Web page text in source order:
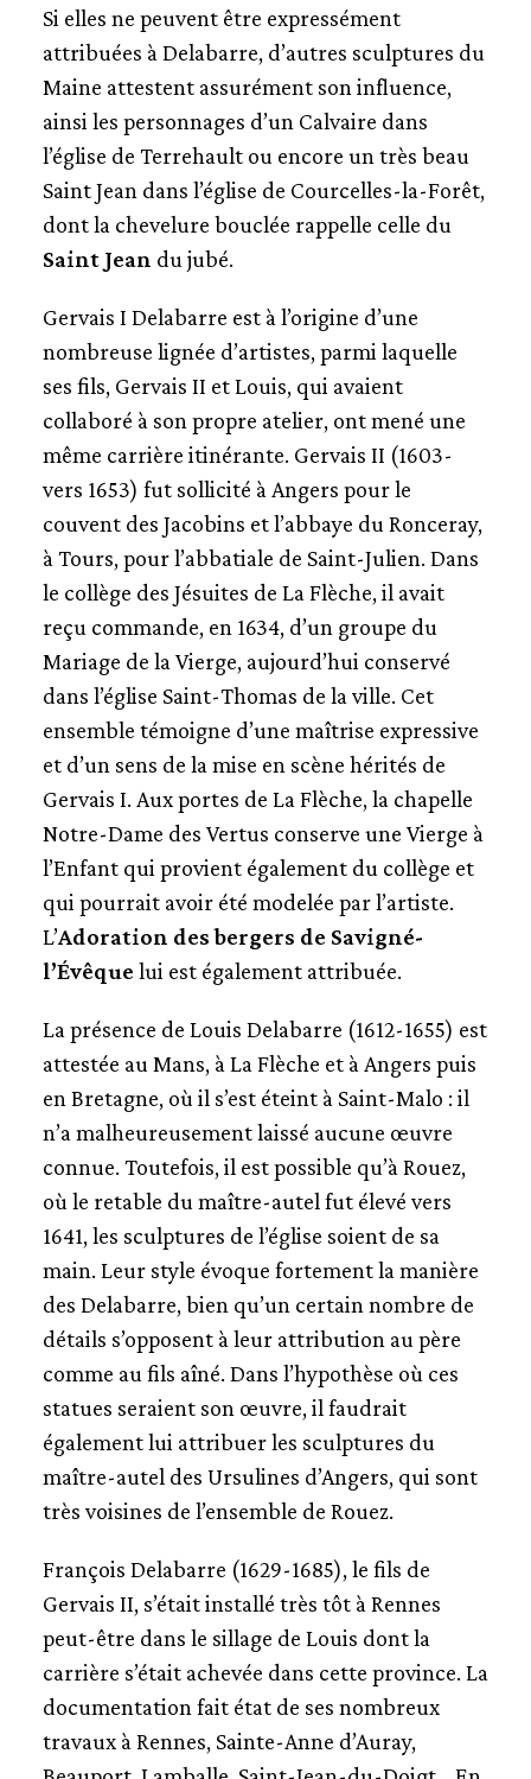
Si elles ne peuvent être expressément
attribuées à Delabarre, d’autres sculptures du
Maine attestent assurément son influence,
ainsi les personnages d’un Calvaire dans
l’église de Terrehault ou encore un très beau
Saint Jean dans l’église de Courcelles-la-Forêt,
dont la chevelure bouclée rappelle celle du
Saint Jean du jubé.
Gervais I Delabarre est à l’origine d’une
nombreuse lignée d’artistes, parmi laquelle
ses fils, Gervais II et Louis, qui avaient
collaboré à son propre atelier, ont mené une
même carrière itinérante. Gervais II (1603-
vers 1653) fut sollicité à Angers pour le
couvent des Jacobins et l’abbaye du Ronceray,
à Tours, pour l’abbatiale de Saint-Julien. Dans
le collège des Jésuites de La Flèche, il avait
reçu commande, en 1634, d’un groupe du
Mariage de la Vierge, aujourd’hui conservé
dans l’église Saint-Thomas de la ville. Cet
ensemble témoigne d’une maîtrise expressive
et d’un sens de la mise en scène hérités de
Gervais I. Aux portes de La Flèche, la chapelle
Notre-Dame des Vertus conserve une Vierge à
l’Enfant qui provient également du collège et
qui pourrait avoir été modelée par l’artiste.
L’Adoration des bergers de Savigné-
l’Évêque lui est également attribuée.
La présence de Louis Delabarre (1612-1655) est
attestée au Mans, à La Flèche et à Angers puis
en Bretagne, où il s’est éteint à Saint-Malo : il
n’a malheureusement laissé aucune œuvre
connue. Toutefois, il est possible qu’à Rouez,
où le retable du maître-autel fut élevé vers
1641, les sculptures de l’église soient de sa
main. Leur style évoque fortement la manière
des Delabarre, bien qu’un certain nombre de
détails s’opposent à leur attribution au père
comme au fils aîné. Dans l’hypothèse où ces
statues seraient son œuvre, il faudrait
également lui attribuer les sculptures du
maître-autel des Ursulines d’Angers, qui sont
très voisines de l’ensemble de Rouez.
François Delabarre (1629-1685), le fils de
Gervais II, s’était installé très tôt à Rennes
peut-être dans le sillage de Louis dont la
carrière s’était achevée dans cette province. La
documentation fait état de ses nombreux
travaux à Rennes, Sainte-Anne d’Auray,